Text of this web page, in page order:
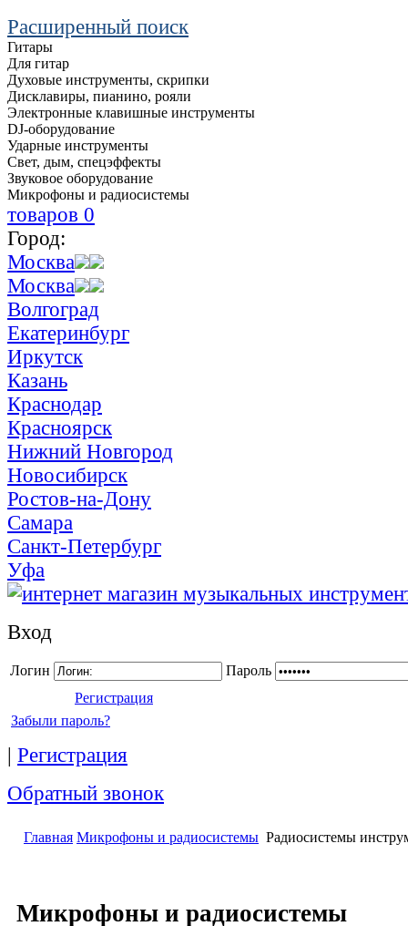
Расширенный поиск
Гитары
Для гитар
Духовые инструменты, скрипки
Дисклавиры, пианино, рояли
Электронные клавишные инструменты
DJ-оборудование
Ударные инструменты
Свет, дым, спецэффекты
Звуковое оборудование
Микрофоны и радиосистемы
товаров 0
Город:
Москва
Москва
Волгоград
Екатеринбург
Иркутск
Казань
Краснодар
Красноярск
Нижний Новгород
Новосибирск
Ростов-на-Дону
Самара
Санкт-Петербург
Уфа
Вход
Логин
Пароль
Регистрация
Забыли пароль?
| Регистрация
Обратный звонок
Главная Микрофоны и радиосистемы Радиосистемы
Микрофоны и радиосистемы